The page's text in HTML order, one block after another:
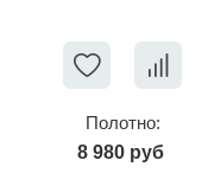
Полотно:
8 980 руб